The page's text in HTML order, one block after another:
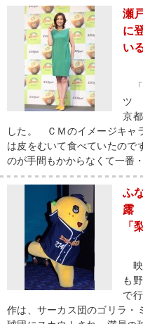
瀬
に
い
「
ツ
京
した。 ＣＭのイメージキャ
は皮をむいて食べていたので
のが手間もかからなくて一番
ふ
露
「
映
も
で
作は、サーカス団のゴリラ・